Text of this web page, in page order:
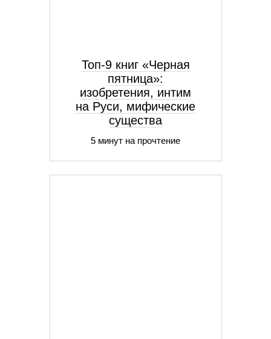
Топ-9 книг «Черная
пятница»:
изобретения, интим
на Руси, мифические
существа
5 минут на прочтение